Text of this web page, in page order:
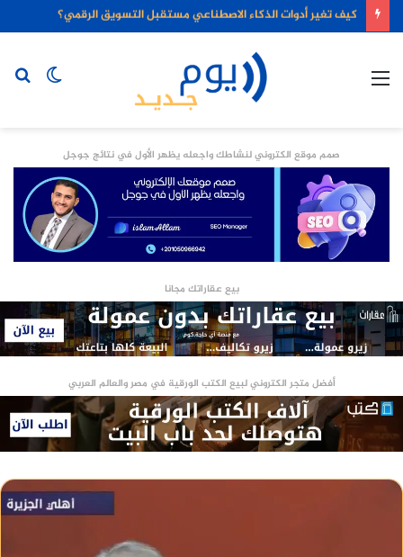
كيف تغير أدوات الذكاء الاصطناعي مستقبل التسويق الرقمي؟
الوضع
صمم موقع الكتروني لنشاطك واجعله يظهر الأول في نتائج جوجل
بيع عقاراتك مجانا
أفضل متجر الكتروني لبيع الكتب الورقية في مصر والعالم العربي